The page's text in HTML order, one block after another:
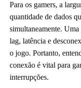
Para os gamers, a
quantidade de dados
simultaneamente.
lag, latência e
o jogo. Portanto,
conexão é vital para
interrupções.